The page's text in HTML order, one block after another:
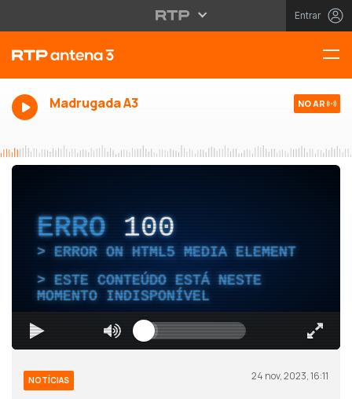
Entrar
Madrugada A3 NO AR
ERRO 100
ERROR ON HTML5 MEDIA ELEMENT
ESTE CONTEÚDO ESTÁ NESTE
MOMENTO INDISPONÍVEL
NOTÍCIAS 24 nov, 2023, 16:11